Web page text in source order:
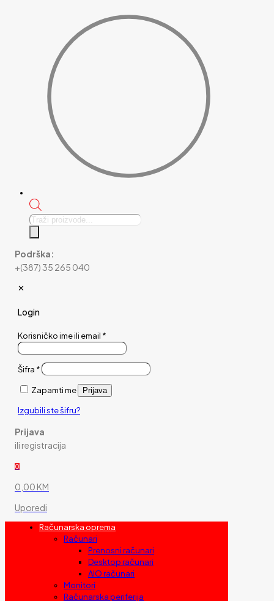
Products
Podrška:
+(387) 35 265 040
✕
Login
Korisničko ime ili email *
Šifra *
Zapamti me Prijava
Izgubili ste šifru?
Prijava
ili registracija
0
0,00 KM
Uporedi
Računarska oprema
Računari
Prenosni računari
Desktop računari
AIO računari
Monitori
Računarska periferija